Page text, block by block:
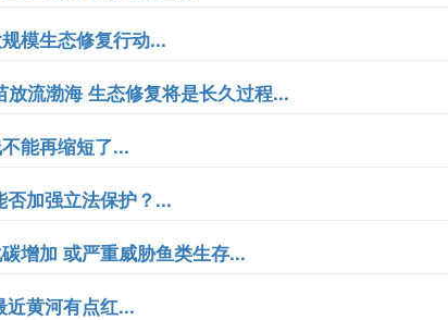
模生态修复行动...
放流渤海 生态修复将是长久过程...
能再缩短了...
加强立法保护？...
增加 或严重威胁鱼类生存...
近黄河有点红...